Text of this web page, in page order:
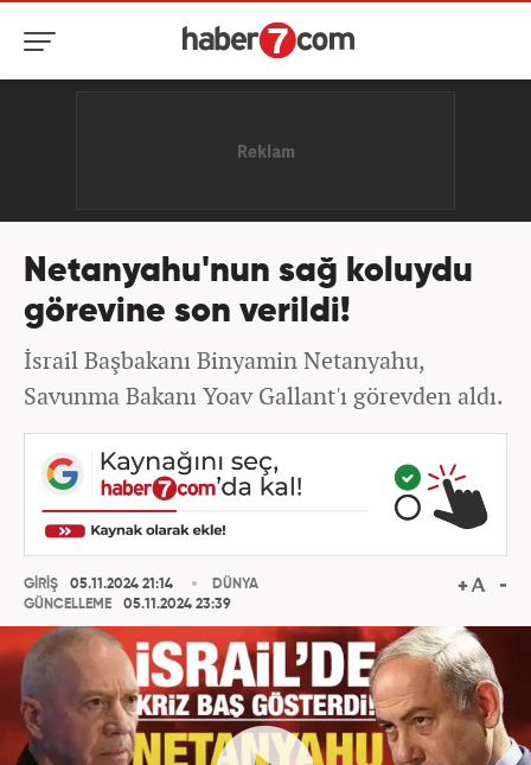
Netanyahu'nun sağ koluydu
görevine son verildi!
İsrail Başbakanı Binyamin Netanyahu,
Savunma Bakanı Yoav Gallant'ı görevden aldı.
GİRİŞ
05.11.2024 21:14
GÜNCELLEME
05.11.2024 23:39
DÜNYA